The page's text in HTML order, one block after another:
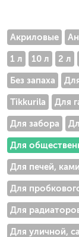
Акриловые
1 л 10 л 2 л
Без запаха
Tikkurila Для
Для забора
Для
Для печей,
Для
Для
Для уличной,